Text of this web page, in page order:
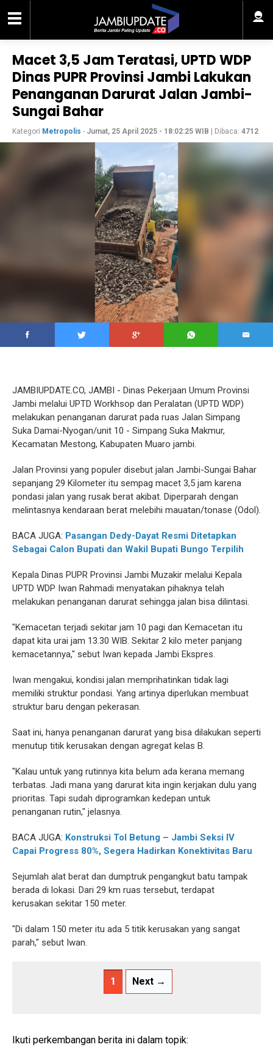
Macet 3,5 Jam Teratasi, UPTD WDP
Dinas PUPR Provinsi Jambi Lakukan
Penanganan Darurat Jalan Jambi-
Sungai Bahar
Kategori Metropolis - Jumat, 25 April 2025 - 18:02:25 WIB | Dibaca: 4712
JAMBIUPDATE.CO, JAMBI - Dinas Pekerjaan Umum Provinsi
Jambi melalui UPTD Workhsop dan Peralatan (UPTD WDP)
melakukan penanganan darurat pada ruas Jalan Simpang
Suka Damai-Nyogan/unit 10 - Simpang Suka Makmur,
Kecamatan Mestong, Kabupaten Muaro jambi.
Jalan Provinsi yang populer disebut jalan Jambi-Sungai Bahar
sepanjang 29 Kilometer itu sempag macet 3,5 jam karena
pondasi jalan yang rusak berat akibat. Diperparah dengan
melintasnya kendaraan berat melebihi mauatan/tonase (Odol).
BACA JUGA: Pasangan Dedy-Dayat Resmi Ditetapkan
Sebagai Calon Bupati dan Wakil Bupati Bungo Terpilih
Kepala Dinas PUPR Provinsi Jambi Muzakir melalui Kepala
UPTD WDP Iwan Rahmadi menyatakan pihaknya telah
melakukan penanganan darurat sehingga jalan bisa dilintasi.
"Kemacetan terjadi sekitar jam 10 pagi dan Kemacetan itu
dapat kita urai jam 13.30 WIB. Sekitar 2 kilo meter panjang
kemacetannya," sebut Iwan kepada Jambi Ekspres.
Iwan mengakui, kondisi jalan memprihatinkan tidak lagi
memiliki struktur pondasi. Yang artinya diperlukan membuat
struktur baru dengan pekerasan.
Saat ini, hanya penanganan darurat yang bisa dilakukan seperti
menutup titik kerusakan dengan agregat kelas B.
"Kalau untuk yang rutinnya kita belum ada kerana memang
terbatas. Jadi mana yang darurat kita ingin kerjakan dulu yang
prioritas. Tapi sudah diprogramkan kedepan untuk
penanganan rutin," jelasnya.
BACA JUGA: Konstruksi Tol Betung – Jambi Seksi IV
Capai Progress 80%, Segera Hadirkan Konektivitas Baru
Sejumlah alat berat dan dumptruk pengangkut batu tampak
berada di lokasi. Dari 29 km ruas tersebut, terdapat
kerusakan sekitar 150 meter.
"Di dalam 150 meter itu ada 5 titik kerusakan yang sangat
parah," sebut Iwan.
1 Next →
Ikuti perkembangan berita ini dalam topik: